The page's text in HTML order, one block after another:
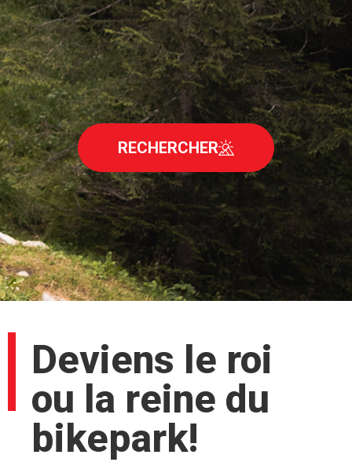
RECHERCHER
Deviens le roi
ou la reine du
bikepark!